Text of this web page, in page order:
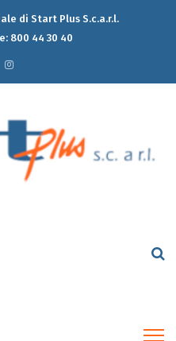
di Start Plus S.c.a.r.l.
800 44 30 40